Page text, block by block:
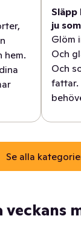
hem.
ju
Glöm
Och
Och
fattar.
Se alla
veckans